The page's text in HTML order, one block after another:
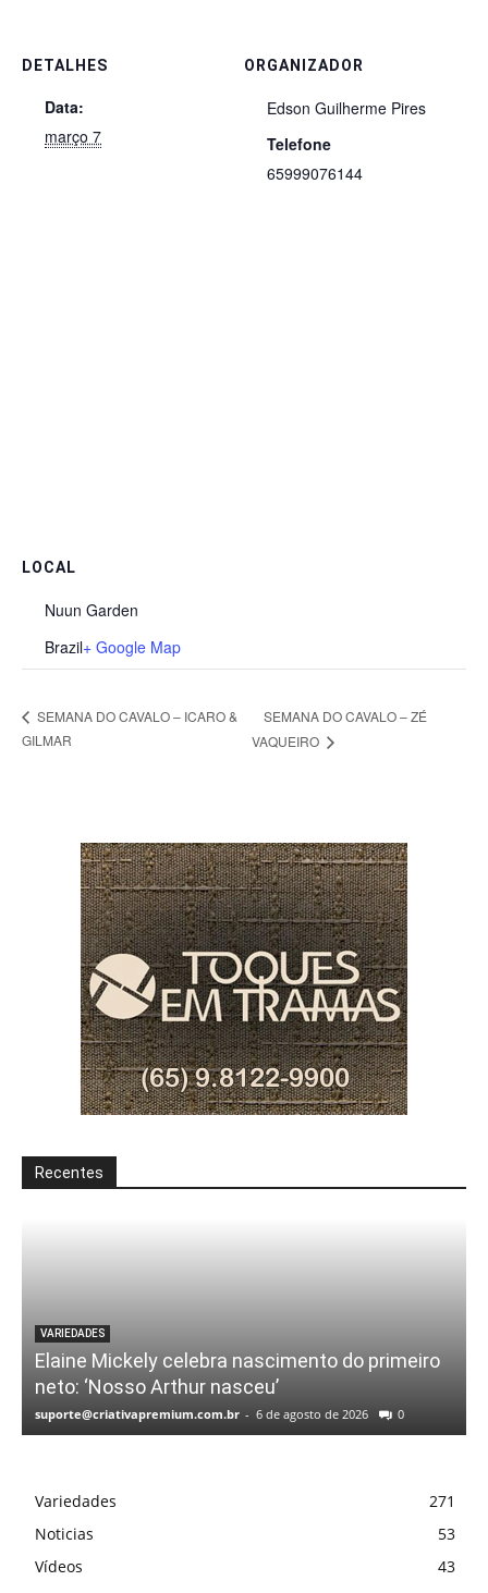
DETALHES
Data:
março 7
ORGANIZADOR
Edson Guilherme Pires
Telefone
65999076144
LOCAL
Nuun Garden
Brazil+ Google Map
SEMANA DO CAVALO – ICARO &
GILMAR
SEMANA DO CAVALO – ZÉ
VAQUEIRO
Recentes
VARIEDADES
Elaine Mickely celebra nascimento do primeiro
neto: ‘Nosso Arthur nasceu’
suporte@criativapremium.com.br - 6 de agosto de 2026 0
Variedades
271
Noticias
53
Vídeos
43